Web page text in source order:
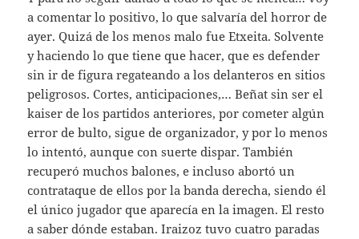
a comentar lo positivo, lo que salvaría del horror de
ayer. Quizá de los menos malo fue Etxeita. Solvente
y haciendo lo que tiene que hacer, que es defender
sin ir de figura regateando a los delanteros en sitios
peligrosos. Cortes, anticipaciones,… Beñat sin ser el
kaiser de los partidos anteriores, por cometer algún
error de bulto, sigue de organizador, y por lo menos
lo intentó, aunque con suerte dispar. También
recuperó muchos balones, e incluso abortó un
contrataque de ellos por la banda derecha, siendo él
el único jugador que aparecía en la imagen. El resto
a saber dónde estaban. Iraizoz tuvo cuatro paradas